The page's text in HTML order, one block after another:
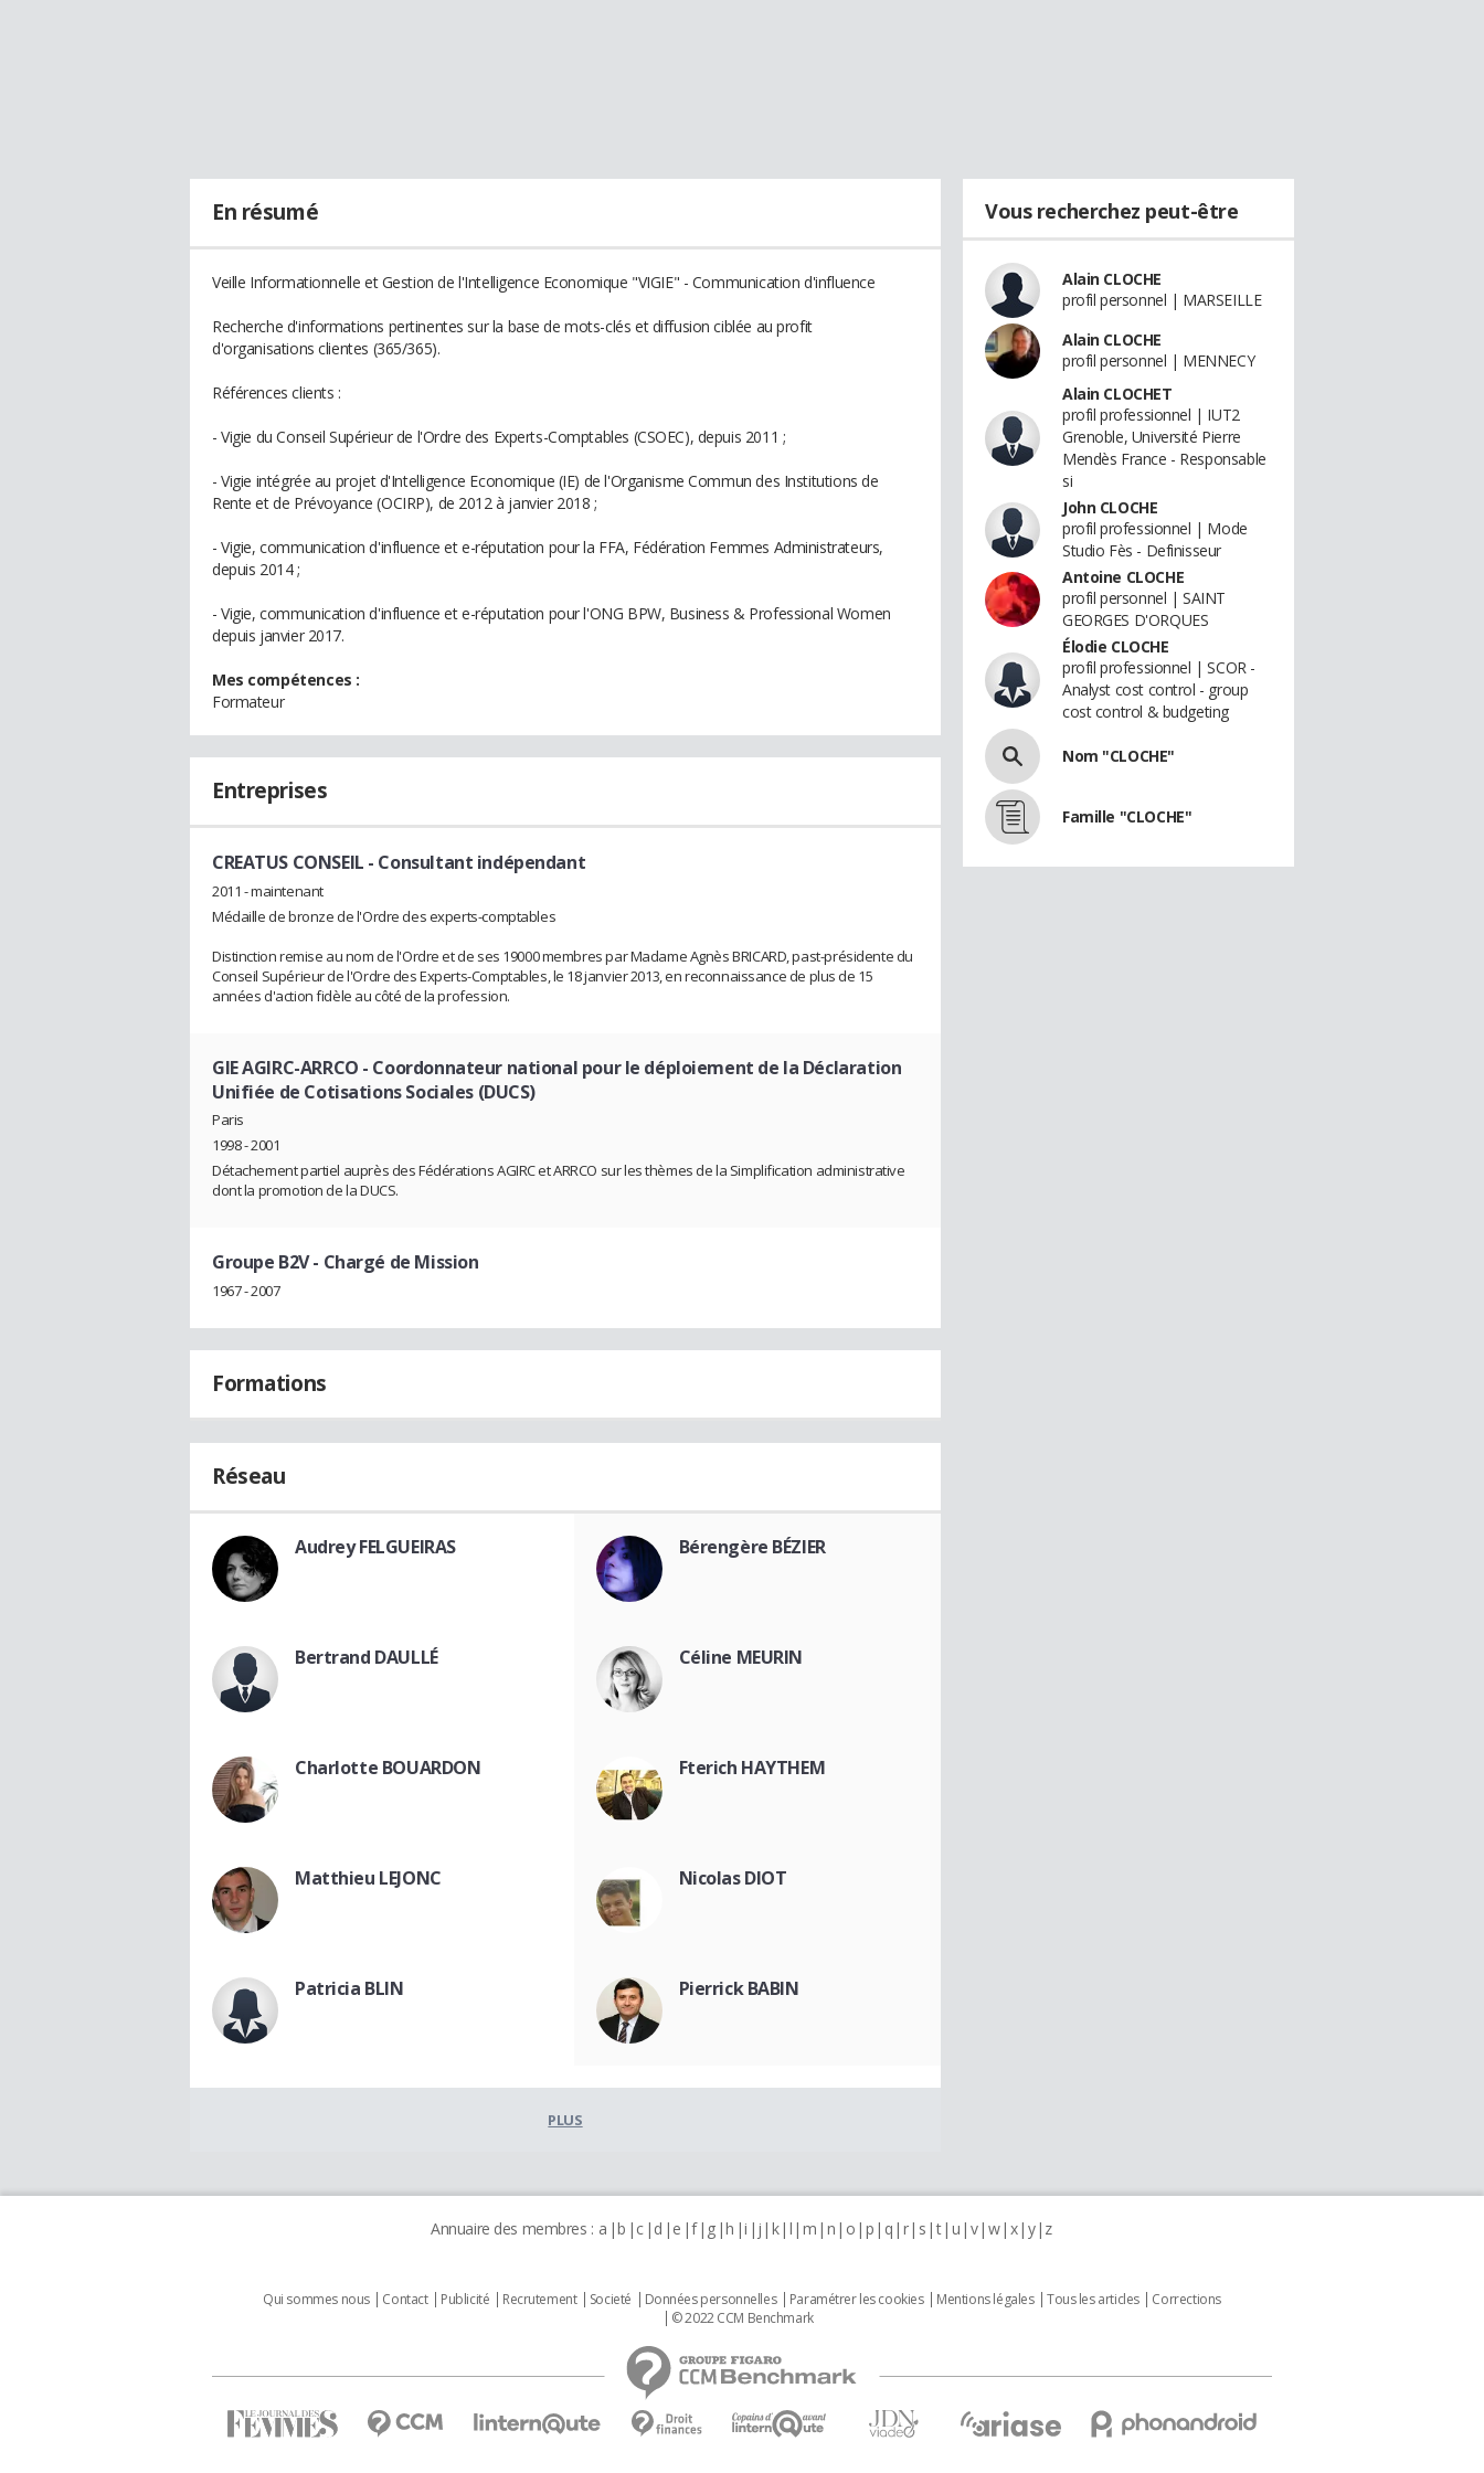
En résumé
Veille Informationnelle et Gestion de l'Intelligence Economique "VIGIE" - Communication d'influence
Recherche d'informations pertinentes sur la base de mots-clés et diffusion ciblée au profit
d'organisations clientes (365/365).
Références clients :
- Vigie du Conseil Supérieur de l'Ordre des Experts-Comptables (CSOEC), depuis 2011 ;
- Vigie intégrée au projet d'Intelligence Economique (IE) de l'Organisme Commun des Institutions de
Rente et de Prévoyance (OCIRP), de 2012 à janvier 2018 ;
- Vigie, communication d'influence et e-réputation pour la FFA, Fédération Femmes Administrateurs,
depuis 2014 ;
- Vigie, communication d'influence et e-réputation pour l'ONG BPW, Business & Professional Women
depuis janvier 2017.
Mes compétences :
Formateur
Entreprises
CREATUS CONSEIL - Consultant indépendant
2011 - maintenant
Médaille de bronze de l'Ordre des experts-comptables
Distinction remise au nom de l'Ordre et de ses 19000 membres par Madame Agnès BRICARD, past-présidente du
Conseil Supérieur de l'Ordre des Experts-Comptables, le 18 janvier 2013, en reconnaissance de plus de 15
années d'action fidèle au côté de la profession.
GIE AGIRC-ARRCO - Coordonnateur national pour le déploiement de la Déclaration
Unifiée de Cotisations Sociales (DUCS)
Paris
1998 - 2001
Détachement partiel auprès des Fédérations AGIRC et ARRCO sur les thèmes de la Simplification administrative
dont la promotion de la DUCS.
Groupe B2V- Chargé de Mission
1967 - 2007
Formations
Réseau
Audrey FELGUEIRAS Bérengère BÉZIER
Bertrand DAULLÉ Céline MEURIN
Charlotte BOUARDON Fterich HAYTHEM
Matthieu LEJONC Nicolas DIOT
Patricia BLIN Pierrick BABIN
PLUS
Vous recherchez peut-être
Alain CLOCHE
profil personnel | MARSEILLE
Alain CLOCHE
profil personnel | MENNECY
Alain CLOCHET
profil professionnel | IUT2
Grenoble, Université Pierre
Mendès France - Responsable
si
John CLOCHE
profil professionnel | Mode
Studio Fès - Definisseur
Antoine CLOCHE
profil personnel | SAINT
GEORGES D'ORQUES
Élodie CLOCHE
profil professionnel | SCOR -
Analyst cost control - group
cost control & budgeting
Nom "CLOCHE"
Famille "CLOCHE"
Annuaire des membres : a b c d e f g h i j k l m n o p q r s t u v w x y z
Qui sommes nous Contact Publicité Recrutement Societé Données personnelles Paramétrer les cookies Mentions légales Tous les articles
Corrections
© 2022 CCM Benchmark